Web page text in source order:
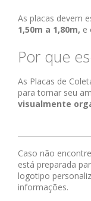
As placas devem
1,50m a 1,80m, e
Por que
As Placas de
para tornar seu
visualmente
Caso não
está preparada
logotipo
informações.